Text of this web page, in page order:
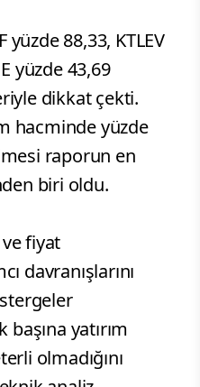
yüzde 88,33, KTLEV
yüzde 43,69
dikkat çekti.
hacminde yüzde
raporun en
biri oldu.
ve fiyat
davranışlarını
yatırım
olmadığını